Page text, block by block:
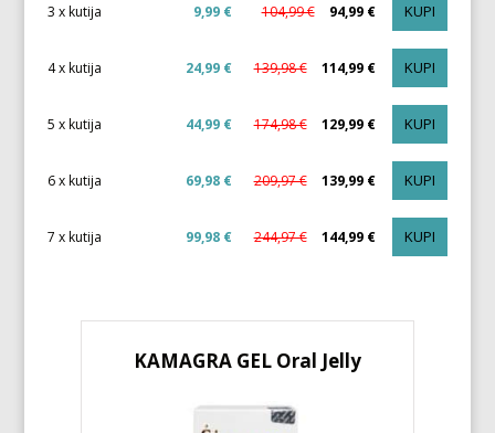
3 x kutija 9,99 € 104,99 € 94,99 € KUPI
4 x kutija 24,99 € 139,98 € 114,99 € KUPI
5 x kutija 44,99 € 174,98 € 129,99 € KUPI
6 x kutija 69,98 € 209,97 € 139,99 € KUPI
7 x kutija 99,98 € 244,97 € 144,99 € KUPI
KAMAGRA GEL Oral Jelly